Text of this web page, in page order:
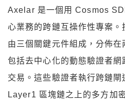
Axelar 是一個用 Cosmos
心業務的跨鏈互操作性專案
由三個關鍵元件組成，分佈
包括去中心化的動態驗證者
交易。這些驗證者執行跨鏈閘
Layer1 區塊鏈之上的多方加